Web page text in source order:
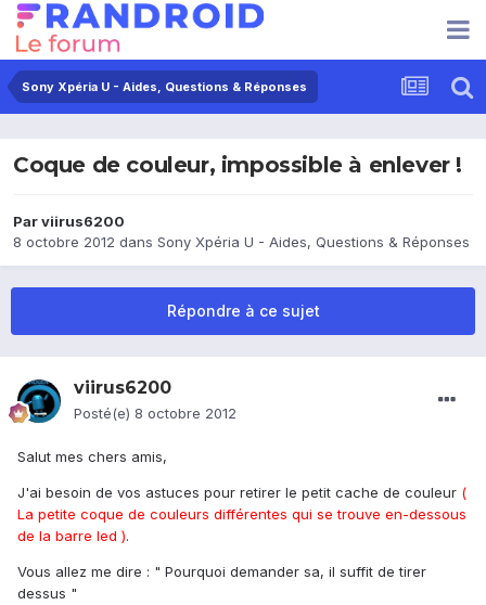
Sony Xpéria U - Aides, Questions & Réponses
Coque de couleur, impossible à enlever !
Parviirus6200
8 octobre 2012 dans Sony Xpéria U - Aides, Questions & Réponses
Répondre à ce sujet
viirus6200
Posté(e) 8 octobre 2012
Salut mes chers amis,
J'ai besoin de vos astuces pour retirer le petit cache de couleur (
La petite coque de couleurs différentes qui se trouve en-dessous
de la barre led ).
Vous allez me dire : " Pourquoi demander sa, il suffit de tirer
dessus "